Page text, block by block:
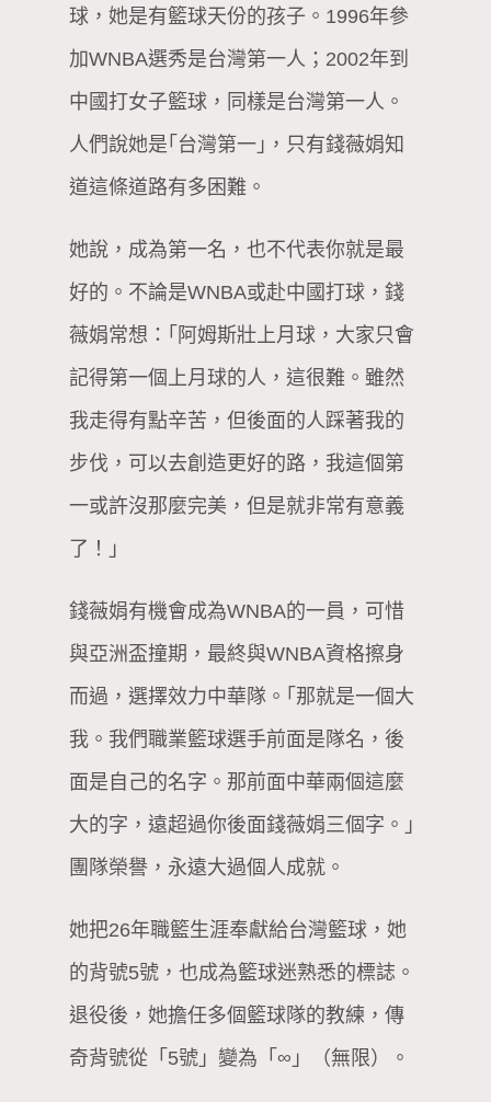
球，她是有籃球天份的孩子。1996年參
加WNBA選秀是台灣第一人；2002年到
中國打女子籃球，同樣是台灣第一人。
人們說她是｢台灣第一｣，只有錢薇娟知
道這條道路有多困難。
她說，成為第一名，也不代表你就是最
好的。不論是WNBA或赴中國打球，錢
薇娟常想：｢阿姆斯壯上月球，大家只會
記得第一個上月球的人，這很難。雖然
我走得有點辛苦，但後面的人踩著我的
步伐，可以去創造更好的路，我這個第
一或許沒那麼完美，但是就非常有意義
了！｣
錢薇娟有機會成為WNBA的一員，可惜
與亞洲盃撞期，最終與WNBA資格擦身
而過，選擇效力中華隊。｢那就是一個大
我。我們職業籃球選手前面是隊名，後
面是自己的名字。那前面中華兩個這麼
大的字，遠超過你後面錢薇娟三個字。｣
團隊榮譽，永遠大過個人成就。
她把26年職籃生涯奉獻給台灣籃球，她
的背號5號，也成為籃球迷熟悉的標誌。
退役後，她擔任多個籃球隊的教練，傳
奇背號從「5號」變為「∞」（無限）。